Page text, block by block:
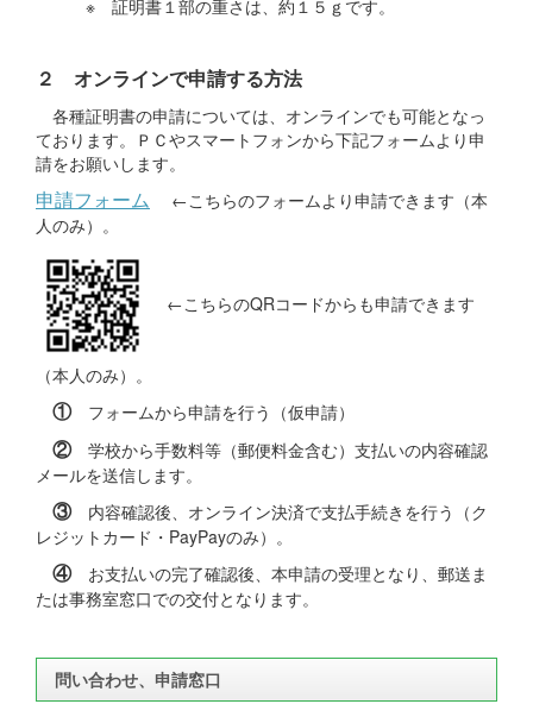
※ 証明書１部の重さは、約１５ｇです。
２ オンラインで申請する方法
各種証明書の申請については、オンラインでも可能となっ
ております。ＰＣやスマートフォンから下記フォームより申
請をお願いします。
申請フォーム ←こちらのフォームより申請できます（本
人のみ）。
←こちらのQRコードからも申請できます
（本人のみ）。
①フォームから申請を行う（仮申請）
②学校から手数料等（郵便料金含む）支払いの内容確認
メールを送信します。
③内容確認後、オンライン決済で支払手続きを行う（ク
レジットカード・PayPayのみ）。
④お支払いの完了確認後、本申請の受理となり、郵送ま
たは事務室窓口での交付となります。
問い合わせ、申請窓口